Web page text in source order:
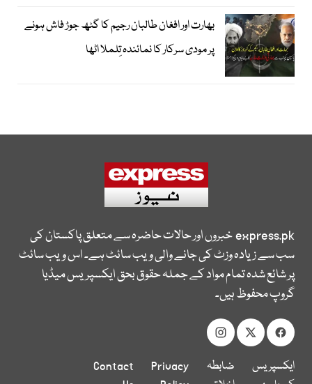
بھارت اور افغان طالبان رجیم کا گٹھ جوڑ فاش ہونے
پر مودی سرکار کا نمائندہ تِلملا اٹھا
express.pkخبروں اور حالات حاضرہ سے متعلق پاکستان کی
سب سے زیادہ وزٹ کی جانے والی ویب سائٹ ہے۔ اس ویب سائٹ
پر شائع شدہ تمام مواد کے جملہ حقوق بحق ایکسپریس میڈیا
گروپ محفوظ ہیں۔
ایکسپریس
ضابطہ
Privacy
Contact